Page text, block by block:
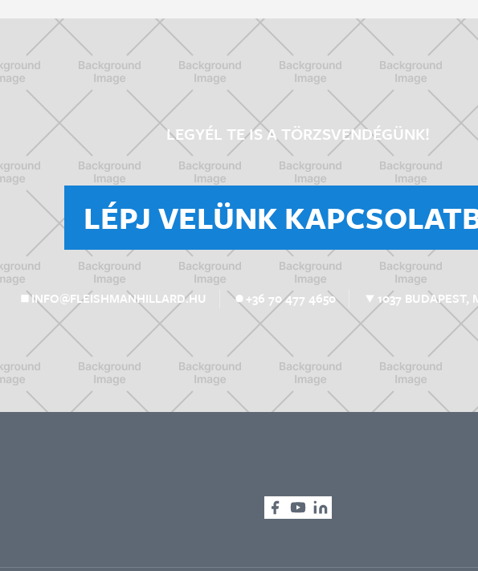
LEGYÉL TE IS A TÖRZSVENDÉGÜNK!
LÉPJ VELÜNK
INFO@FLEISHMANHILLARD.HU +36 70 477 4650 1037 BUDAPEST,